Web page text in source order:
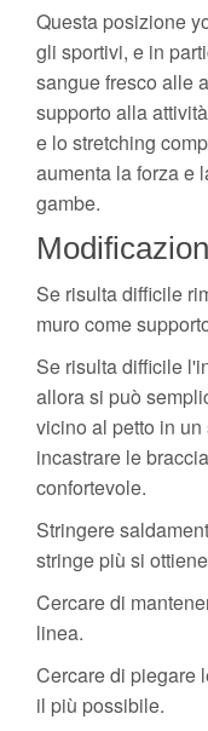
Questa posizione
gli sportivi, e in
sangue fresco alle
supporto alla
e lo stretching
aumenta la forza e
gambe.
Se risulta difficile
muro come
Se risulta difficile
allora si può
vicino al petto in
incastrare le
confortevole.
Stringere
stringe più si
Cercare di
linea.
Cercare di piegare
il più possibile.